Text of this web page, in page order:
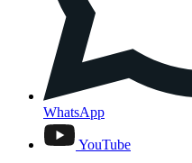
WhatsApp
YouTube